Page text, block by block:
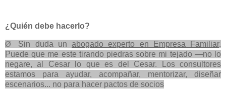
¿Quién debe hacerlo?
Ø Sin duda unabogado experto en Empresa Familiar.
Puede que me este tirando piedras sobre mi tejado ―no lo
negare, al Cesar lo que es del Cesar. Los consultores
estamos para ayudar, acompañar, mentorizar, diseñar
escenarios... no para hacer pactos de socios